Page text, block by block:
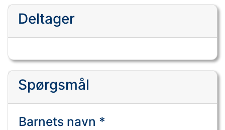
Deltager
Spørgsmål
Barnets navn *